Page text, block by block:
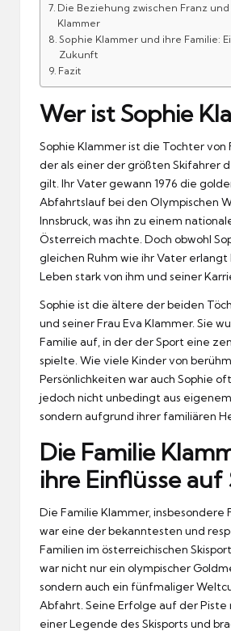
Die Beziehung zwischen Franz und
Klammer
Sophie Klammer und ihre Familie:
Zukunft
Fazit
Wer ist Sophie
Sophie Klammer ist die Tochter von
der als einer der größten Skifahrer
gilt. Ihr Vater gewann 1976 die
Abfahrtslauf bei den Olympischen
Innsbruck, was ihn zu einem
Österreich machte. Doch obwohl
gleichen Ruhm wie ihr Vater erlangt
Leben stark von ihm und seiner
Sophie ist die ältere der beiden
und seiner Frau Eva Klammer. Sie
Familie auf, in der der Sport eine
spielte. Wie viele Kinder von
Persönlichkeiten war auch Sophie
jedoch nicht unbedingt aus
sondern aufgrund ihrer familiären
Die Familie
ihre Einflüsse auf
Die Familie Klammer, insbesondere
war eine der bekanntesten und
Familien im österreichischen
war nicht nur ein olympischer
sondern auch ein fünfmaliger
Abfahrt. Seine Erfolge auf der Piste
einer Legende des Skisports und